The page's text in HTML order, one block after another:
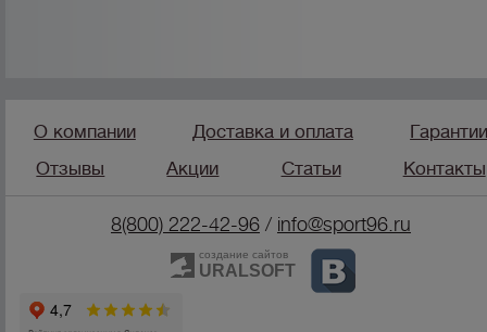
О компании Доставка и оплата
Отзывы
Акции Статьи Контакты
8(800) 222-42-96/ info@sport96.ru
создание сайтов
URALSOFT